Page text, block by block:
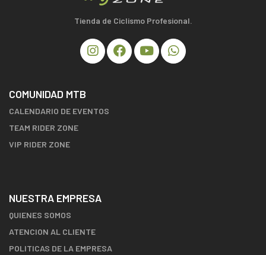
Tienda de Ciclismo Profesional.
COMUNIDAD MTB
CALENDARIO DE EVENTOS
TEAM RIDER ZONE
VIP RIDER ZONE
NUESTRA EMPRESA
QUIENES SOMOS
ATENCION AL CLIENTE
POLITICAS DE LA EMPRESA